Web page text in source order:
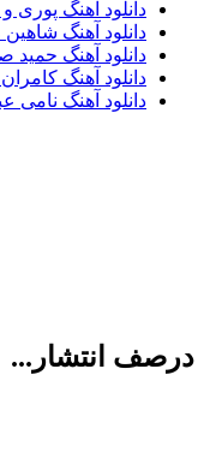
دانلود آهنگ پوری و
دانلود آهنگ
دانلود آهنگ حمید
دانلود آهنگ کامران
دانلود آهنگ نامی
درصف انتشار...